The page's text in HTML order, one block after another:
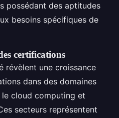
possédant des aptitudes
besoins spécifiques de
certifications
révèlent une croissance
dans des domaines
cloud computing et
secteurs représentent